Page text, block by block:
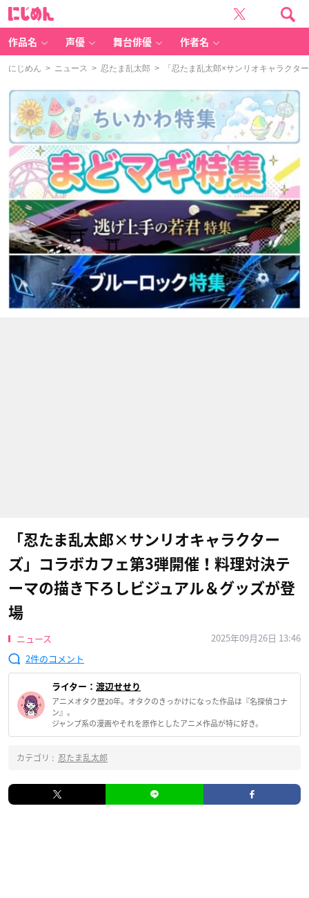
作品名 声優 舞台俳優 作者名
にじめん > ニュース > 忍たま乱太郎 > 「忍たま乱太郎×サンリオキャラクタ
「忍たま乱太郎×サンリオキャラクター
ズ」コラボカフェ第3弾開催！料理対決テ
ーマの描き下ろしビジュアル＆グッズが登
場
ニュース
2025年09月26日 13:46
2
ライター： 渡辺せせり
アニメオタク歴20年。オタクのきっかけになった作品は『名探偵コナ
ン』。
ジャンプ系の漫画やそれを原作としたアニメ作品が特に好き。
カテゴリ : 忍たま乱太郎